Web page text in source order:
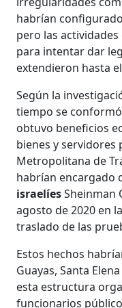
habrían
pero las
para intentar dar
extendieron hasta
Según la
tiempo se
obtuvo beneficios
bienes y servidores
Metropolitana de
habrían encargado
israelíesSheinman
agosto de 2020 en
traslado de las
Estos hechos
Guayas, Santa
esta estructura
funcionarios